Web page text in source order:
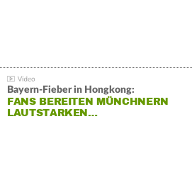
Bayern-Fieber in Hongkong:
FANS BEREITEN MÜNCHNERN
LAUTSTARKEN…